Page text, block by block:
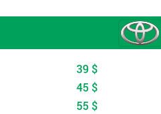
периода аренды
39 $
45 $
55 $